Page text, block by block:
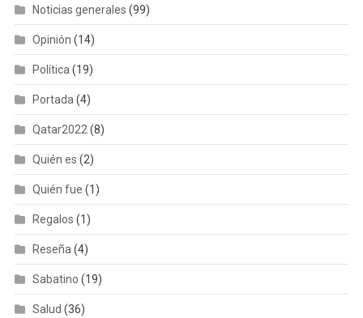
Noticias generales (99)
Opinión (14)
Política (19)
Portada (4)
Qatar2022 (8)
Quién es (2)
Quién fue (1)
Regalos (1)
Reseña (4)
Sabatino (19)
Salud (36)